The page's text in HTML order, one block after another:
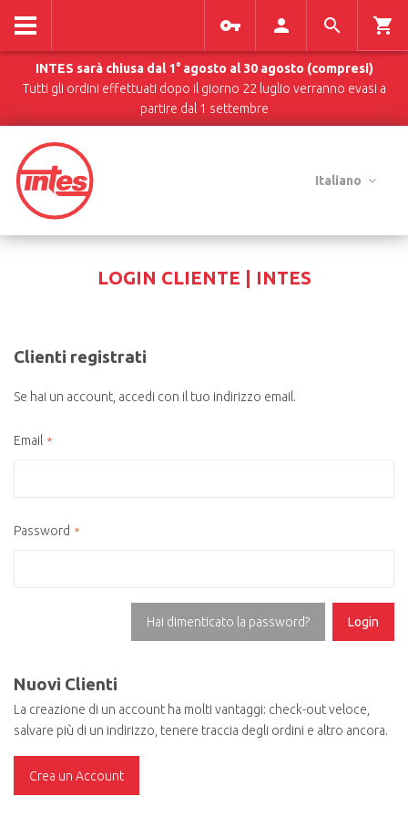
INTES sarà chiusa dal 1° agosto al 30 agosto (compresi)
Tutti gli ordini effettuati dopo il giorno 22 luglio verranno evasi a
partire dal 1 settembre
Italiano
LOGIN CLIENTE | INTES
Clienti registrati
Se hai un account, accedi con il tuo indirizzo email.
Email
Password
Login
Hai dimenticato la password?
Nuovi Clienti
La creazione di un account ha molti vantaggi: check-out veloce,
salvare più di un indirizzo, tenere traccia degli ordini e altro ancora.
Crea un Account